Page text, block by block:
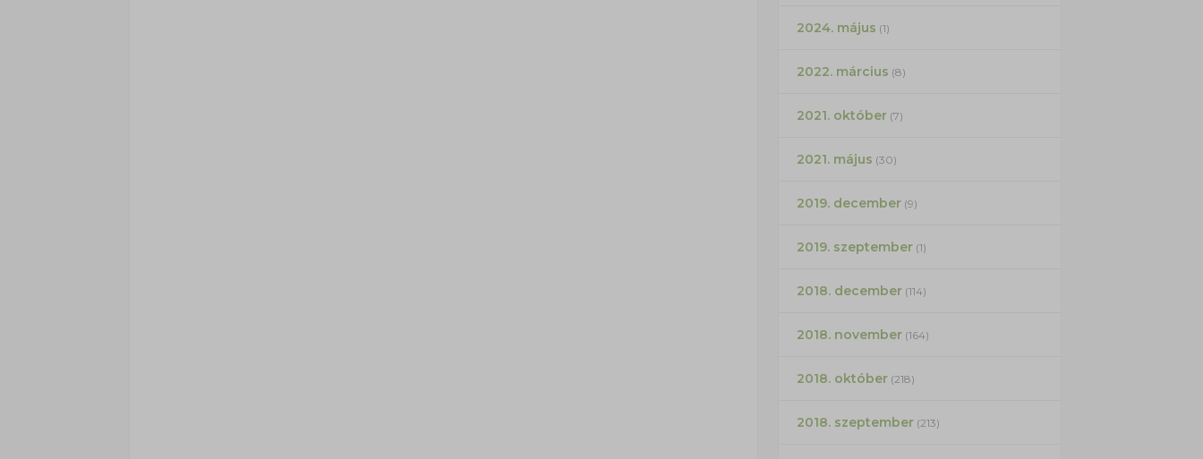
2024. május (1)
2022. március (8)
2021. október(7)
2021. május (30)
2019. december(9)
2019. szeptember(1)
2018. december(114)
2018. november(164)
2018. október(218)
2018. szeptember(213)